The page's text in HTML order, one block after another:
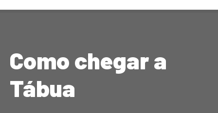
Como chegar a
Tábua